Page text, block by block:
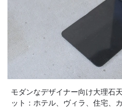
モダンなデザイナー向け大理石
ット：ホテル、ヴィラ、住宅、